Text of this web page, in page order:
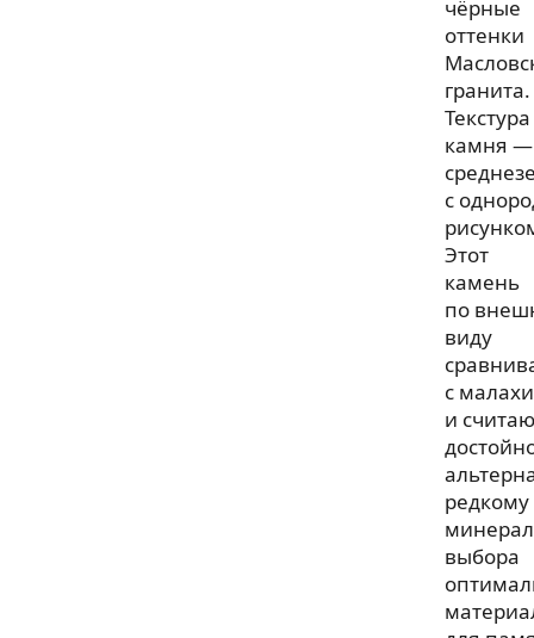
чёрные
оттенки
гранита.
Текстура
камня —
с
Этот
камень
по
виду
с
и
редкому
выбора